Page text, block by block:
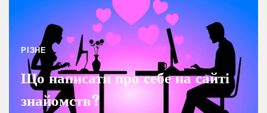
РІЗНЕ
Що написати про себе на сайті
знайомств?